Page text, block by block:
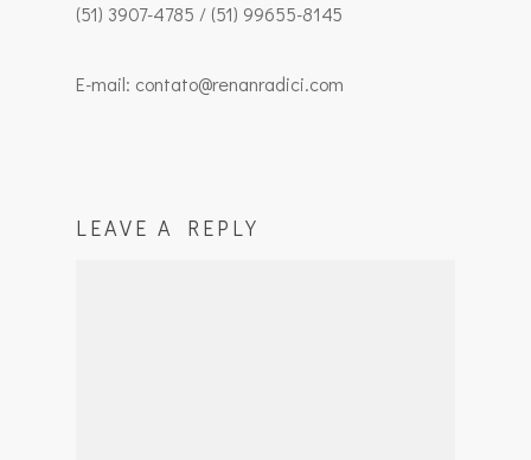
(51) 3907-4785 / (51) 99655-8145
E-mail: contato@renanradici.com
LEAVE A REPLY